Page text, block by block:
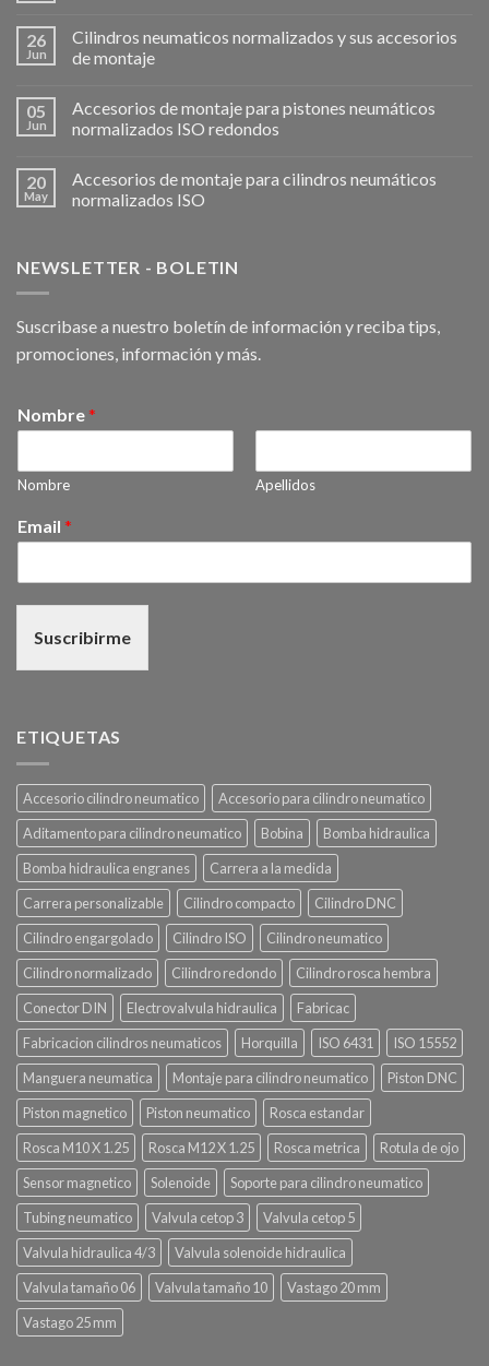
26
Jun
Cilindros neumaticos normalizados y sus accesorios
de montaje
05
Jun
Accesorios de montaje para pistones neumáticos
normalizados ISO redondos
20
May
Accesorios de montaje para cilindros neumáticos
normalizados ISO
NEWSLETTER - BOLETIN
Suscribase a nuestro boletín de información y reciba tips,
promociones, información y más.
Nombre *
Nombre Apellidos
Email *
Suscribirme
ETIQUETAS
Accesorio cilindro neumatico
Accesorio para cilindro neumatico
Aditamento para cilindro neumatico
Bobina
Bomba hidraulica
Bomba hidraulica engranes
Carrera a la medida
Carrera personalizable
Cilindro compacto
Cilindro DNC
Cilindro engargolado
Cilindro ISO
Cilindro neumatico
Cilindro normalizado
Cilindro redondo
Cilindro rosca hembra
Conector DIN
Electrovalvula hidraulica
Fabricac
Fabricacion cilindros neumaticos
Horquilla ISO 6431
ISO 15552
Manguera neumatica
Montaje para cilindro neumatico
Piston DNC
Piston magnetico
Piston neumatico
Rosca estandar
Rosca M10 X 1.25
Rosca M12 X 1.25 Rosca metrica
Rotula de ojo
Sensor magnetico
Solenoide
Soporte para cilindro neumatico
Tubing neumatico
Valvula cetop 3
Valvula cetop 5
Valvula hidraulica 4/3
Valvula solenoide hidraulica
Valvula tamaño 06
Valvula tamaño 10
Vastago 20 mm
Vastago 25 mm